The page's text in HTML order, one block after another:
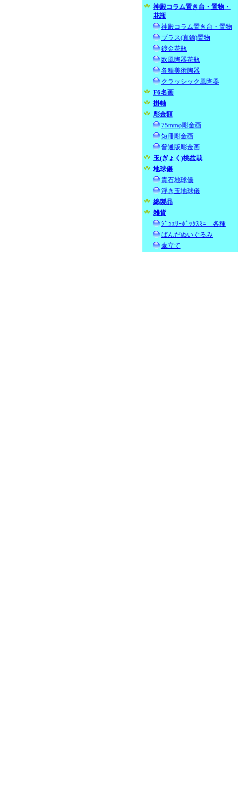
神殿コラム置き台・置物・
花瓶
神殿コラム置き台・置物
ブラス(真鍮)置物
鍍金花瓶
欧風陶器花瓶
各種美術陶器
クラッシック風陶器
F6名画
掛軸
彫金額
75mmφ彫金画
短冊彫金画
普通版彫金画
玉(ぎょく)桃盆栽
地球儀
貴石地球儀
浮き玉地球儀
綿製品
雑貨
ｼﾞｭｴﾘｰﾎﾞｯｸｽﾐﾆ 各種
ぱんだぬいぐるみ
傘立て